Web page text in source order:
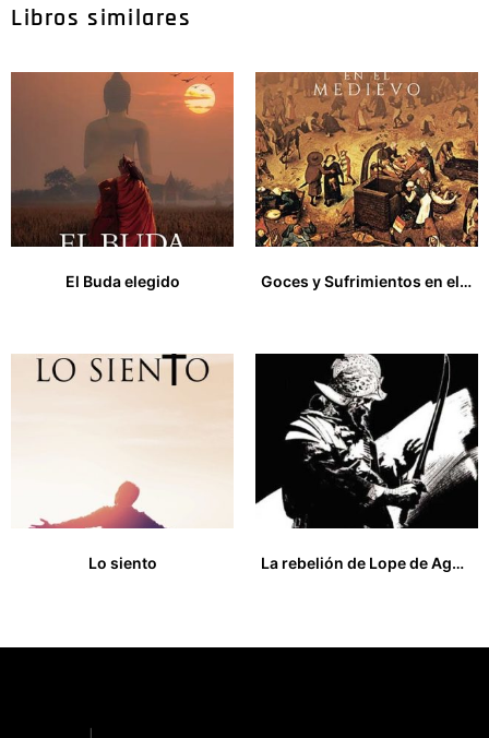
Libros similares
El Buda elegido
Goces y Sufrimientos en el Medievo
Lo siento
La rebelión de Lope de Aguirre